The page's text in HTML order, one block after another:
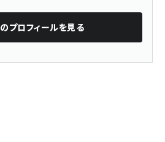
のプロフィールを見る